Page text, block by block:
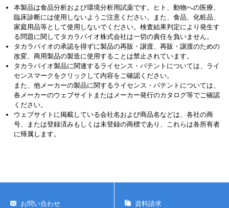
本製品は食品分析および環境分析用試薬です。ヒト、動物への医療、
臨床診断には使用しないようご注意ください。また、食品、化粧品、
家庭用品等として使用しないでください。検査結果判定により発生す
る問題に関してタカラバイオ株式会社は一切の責任を負いません。
タカラバイオの承認を得ずに製品の再販・譲渡、再販・譲渡のための
改変、商用製品の製造に使用することは禁止されています。
タカラバイオ製品に関連するライセンス・パテントについては、ライ
センスマークをクリックして内容をご確認ください。
また、他メーカーの製品に関するライセンス・パテントについては、
各メーカーのウェブサイトまたはメーカー発行のカタログ等でご確認
ください。
ウェブサイトに掲載している会社名および商品名などは、各社の商
号、または登録済みもしくは未登録の商標であり、これらは各所有者
に帰属します。
お問い合わせ 資料請求